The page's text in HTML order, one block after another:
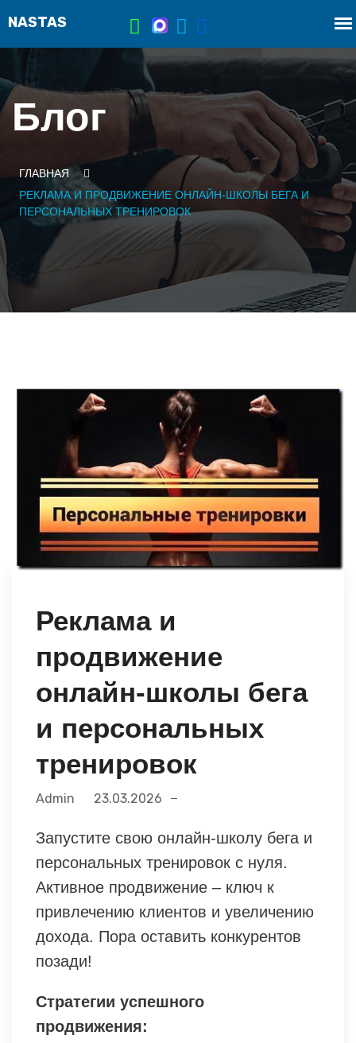
Блог
ГЛАВНАЯ
РЕКЛАМА И ПРОДВИЖЕНИЕ ОНЛАЙН-ШКОЛЫ БЕГА И
ПЕРСОНАЛЬНЫХ ТРЕНИРОВОК
Реклама и
продвижение
онлайн-школы бега
и персональных
тренировок
Admin 23.03.2026
Запустите свою онлайн-школу бега и
персональных тренировок с нуля.
Активное продвижение – ключ к
привлечению клиентов и увеличению
дохода. Пора оставить конкурентов
позади!
Стратегии успешного
продвижения: